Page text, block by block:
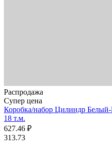
Распродажа
Супер цена
Коробка/набор Цилиндр
18 т.м.
627.46 ₽
313.73